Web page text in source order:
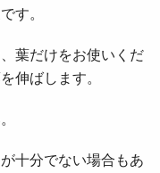
す。
葉だけをお使いくだ
伸ばします。
十分でない場合もあ